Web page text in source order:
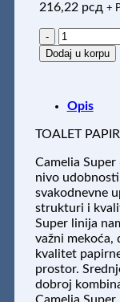
216,22 рсд +
TOALET
PAPIR
CAMELIA
3
sloja
količina
Dodaj u korpu
Opis
TOALET
Camelia
nivo
svakodnevne
strukturi i
Super linija
važni mekoća,
kvalitet
prostor.
dobroj